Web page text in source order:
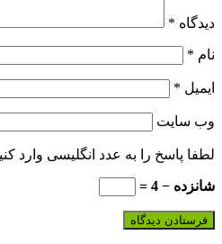
*
*
*
سایت
پاسخ را به عدد انگلیسی وارد کنید:
− 4 =